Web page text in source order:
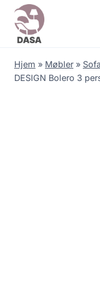
Skip
content
Hjem » Møbler »
DESIGN Bolero 3